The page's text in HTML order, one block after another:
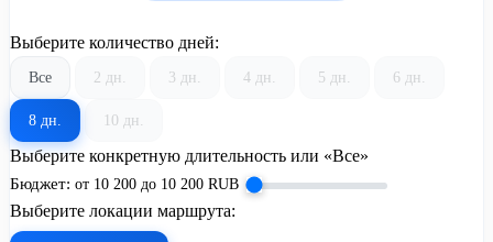
Выберите количество дней:
Все 2 дн. 3 дн. 4 дн. 5 дн. 6 дн.
8 дн. 10 дн.
Выберите конкретную длительность или «Все»
Бюджет: от 10 200 до 10 200 RUB
Выберите локации маршрута: